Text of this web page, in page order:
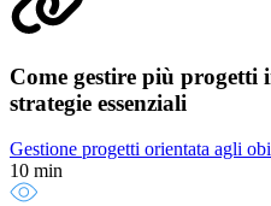
Come gestire più progetti
strategie essenziali
Gestione progetti orientata agli
10 min